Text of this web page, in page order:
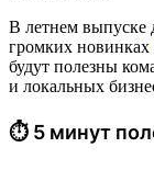
В летнем выпуске
громких новинках
будут полезны
и локальных
⏱ 5 минут